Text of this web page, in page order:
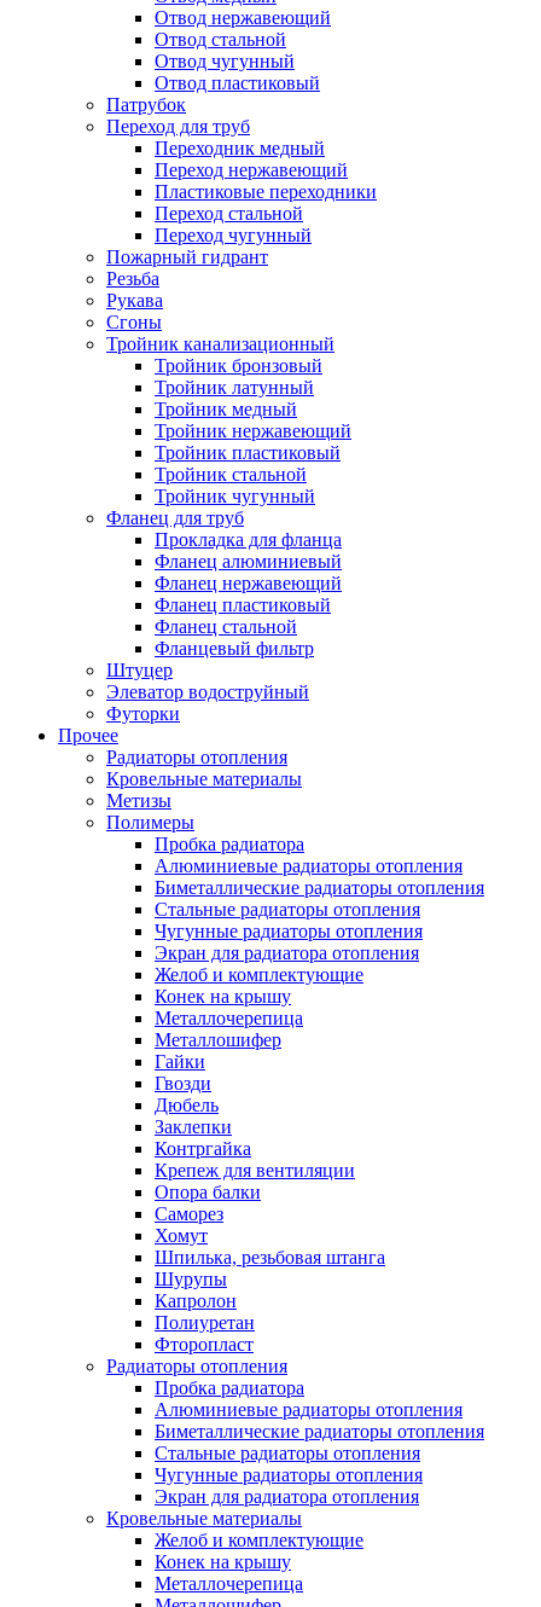
Отвод нержавеющий
Отвод стальной
Отвод чугунный
Отвод пластиковый
Патрубок
Переход для труб
Переходник медный
Переход нержавеющий
Пластиковые переходники
Переход стальной
Переход чугунный
Пожарный гидрант
Резьба
Рукава
Сгоны
Тройник канализационный
Тройник бронзовый
Тройник латунный
Тройник медный
Тройник нержавеющий
Тройник пластиковый
Тройник стальной
Тройник чугунный
Фланец для труб
Прокладка для фланца
Фланец алюминиевый
Фланец нержавеющий
Фланец пластиковый
Фланец стальной
Фланцевый фильтр
Штуцер
Элеватор водоструйный
Футорки
Прочее
Радиаторы отопления
Кровельные материалы
Метизы
Полимеры
Пробка радиатора
Алюминиевые радиаторы отопления
Биметаллические радиаторы отопления
Стальные радиаторы отопления
Чугунные радиаторы отопления
Экран для радиатора отопления
Желоб и комплектующие
Конек на крышу
Металлочерепица
Металлошифер
Гайки
Гвозди
Дюбель
Заклепки
Контргайка
Крепеж для вентиляции
Опора балки
Саморез
Хомут
Шпилька, резьбовая штанга
Шурупы
Капролон
Полиуретан
Фторопласт
Радиаторы отопления
Пробка радиатора
Алюминиевые радиаторы отопления
Биметаллические радиаторы отопления
Стальные радиаторы отопления
Чугунные радиаторы отопления
Экран для радиатора отопления
Кровельные материалы
Желоб и комплектующие
Конек на крышу
Металлочерепица